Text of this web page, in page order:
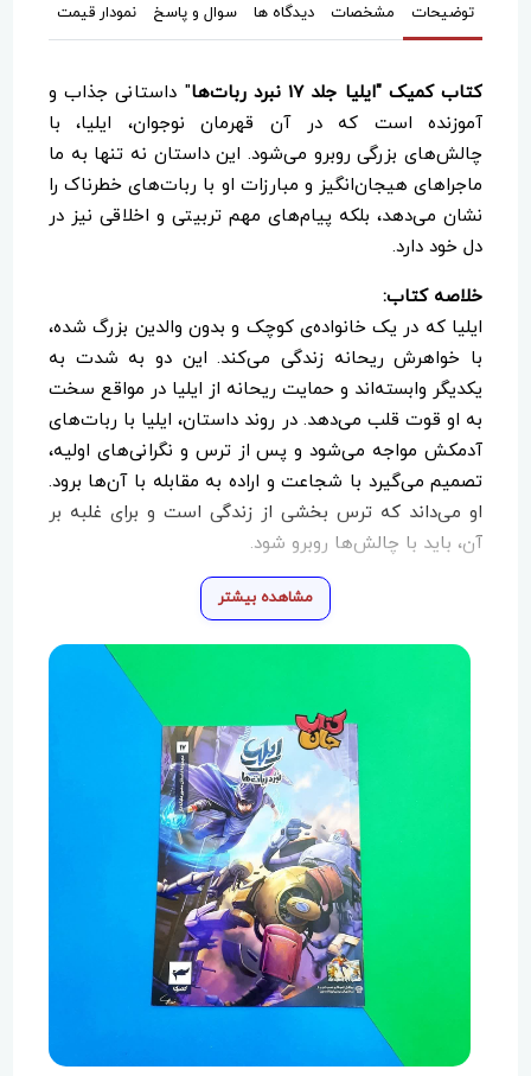
توضیحات مشخصات دیدگاه ها سوال و پاسخ نمودار قیمت
کتاب کمیک "ایلیا جلد 17 نبرد ربات‌ها
" داستانی جذاب و
آموزنده است که در آن قهرمان نوجوان، ایلیا، با
چالش‌های بزرگی روبرو می‌شود. این داستان نه تنها به ما
ماجراهای هیجان‌انگیز و مبارزات او با ربات‌های خطرناک را
نشان می‌دهد، بلکه پیام‌های مهم تربیتی و اخلاقی نیز در
دل خود دارد.
خلاصه کتاب:
ایلیا که در یک خانواده‌ی کوچک و بدون والدین بزرگ شده،
با خواهرش ریحانه زندگی می‌کند. این دو به شدت به
یکدیگر وابسته‌اند و حمایت ریحانه از ایلیا در مواقع سخت
به او قوت قلب می‌دهد. در روند داستان، ایلیا با ربات‌های
آدمکش مواجه می‌شود و پس از ترس و نگرانی‌های اولیه،
تصمیم می‌گیرد با شجاعت و اراده به مقابله با آن‌ها برود.
او می‌داند که ترس بخشی از زندگی است و برای غلبه بر
آن، باید با چالش‌ها روبرو شود.
یکی از نکات کلیدی داستان، اهمیت همبستگی و همکاری
است. ایلیا هرگز تنها نیست؛ دوستانش همیشه در کنار او
هستند و در مواقع بحران به یکدیگر کمک می‌کنند. این
همبستگی نه تنها به پیروزی‌های او کمک می‌کند، بلکه
نشان‌دهنده‌ی قدرت دوستی و اتحاد است.
نکات تربیتی:
1. اهمیت حمایت‌گری در خانواده: حمایت اعضای خانواده از
یکدیگر می‌تواند در مواجهه با چالش‌ها بسیار مؤثر باشد.
2. مقابله با ترس: شجاعت در مواجهه با ترس‌ها و
چالش‌ها، کلید رشد و موفقیت است.
3. همبستگی و همکاری: همراهی و اتحاد در گروه، می‌تواند
بر مشکلات غلبه کند و راه‌حل‌هایی را ارائه دهد.
این کتاب با داستانی جذاب و پر از ماجراجویی، به
خوانندگان یادآوری می‌کند که در زندگی واقعی نیز باید با
شجاعت مواجهه کرد و به یکدیگر کمک کرد.
مشاهده بیشتر